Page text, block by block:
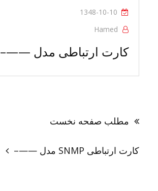
1348-10-10
Hamed
کارت ارتباطی مدل ——–
نوشته
مطلب صفحه نخست
کارت ارتباطی SNMP مدل ——–